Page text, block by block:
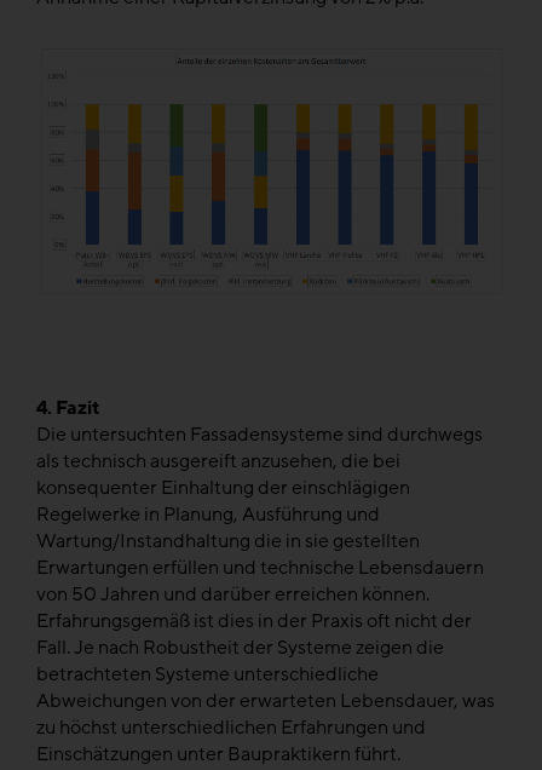
4. Fazit
Die untersuchten Fassadensysteme sind durchwegs
als technisch ausgereift anzusehen, die bei
konsequenter Einhaltung der einschlägigen
Regelwerke in Planung, Ausführung und
Wartung/Instandhaltung die in sie gestellten
Erwartungen erfüllen und technische Lebensdauern
von 50 Jahren und darüber erreichen können.
Erfahrungsgemäß ist dies in der Praxis oft nicht der
Fall. Je nach Robustheit der Systeme zeigen die
betrachteten Systeme unterschiedliche
Abweichungen von der erwarteten Lebensdauer, was
zu höchst unterschiedlichen Erfahrungen und
Einschätzungen unter Baupraktikern führt.